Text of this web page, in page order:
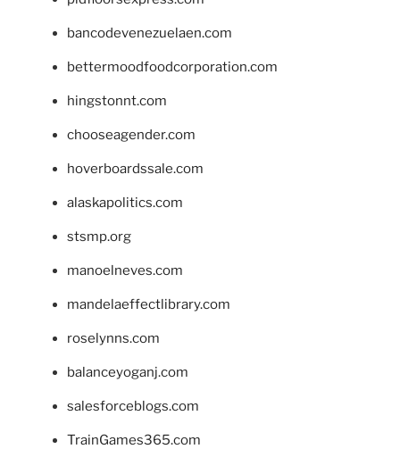
bancodevenezuelaen.com
bettermoodfoodcorporation.com
hingstonnt.com
chooseagender.com
hoverboardssale.com
alaskapolitics.com
stsmp.org
manoelneves.com
mandelaeffectlibrary.com
roselynns.com
balanceyoganj.com
salesforceblogs.com
TrainGames365.com